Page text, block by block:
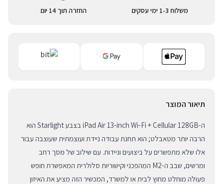
משלוח 1-3 ימי עסקים החזרה תוך 14 יום
תיאור המוצר
ה-iPad Air 13-inch Wi-Fi + Cellular 128GB בצבע Starlight הוא
הרבה יותר מטאבלט; הוא תחנת עבודה ניידת ועוצמתית שעוצבה עבור
אלו שלא מתפשרים על ביצועים וניידות. עם שילוב של מסך רחב
ומרשים, שבב ה-M2 המהפכני וקישוריות סלולרית המאפשרת חופש
פעולה מוחלט מחוץ לבית או למשרד, המכשיר הזה מציע את האיזון